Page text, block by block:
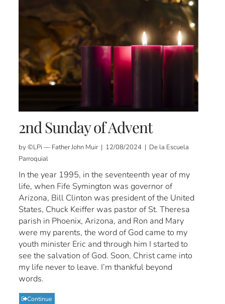
2nd Sunday of Advent
by ©LPi — Father John Muir | 12/08/2024 | De la Escuela
Parroquial
In the year 1995, in the seventeenth year of my
life, when Fife Symington was governor of
Arizona, Bill Clinton was president of the United
States, Chuck Keiffer was pastor of St. Theresa
parish in Phoenix, Arizona, and Ron and Mary
were my parents, the word of God came to my
youth minister Eric and through him I started to
see the salvation of God. Soon, Christ came into
my life never to leave. I’m thankful beyond
words.
Continue